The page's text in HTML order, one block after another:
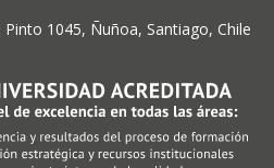
1045, Ñuñoa, Santiago, Chile